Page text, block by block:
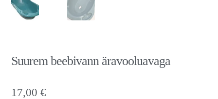
Suurem beebivann äravooluavaga
17,00 €